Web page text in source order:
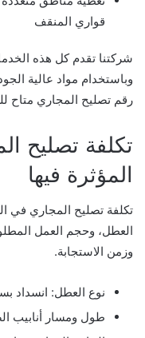
قواري المنقف
شركتنا تقدم كل هذه
وباستخدام مواد عالية
رقم تصليح المجاري متاح
تكلفة تصليح
المؤثرة فيها
تكلفة تصليح المجاري في
العطل، وحجم العمل
وزمن الاستجابة.
نوع العطل: انسداد
طول ومسار أنابيب